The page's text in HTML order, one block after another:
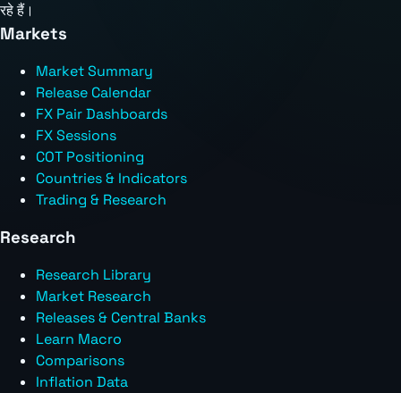
रहे हैं।
Markets
Market Summary
Release Calendar
FX Pair Dashboards
FX Sessions
COT Positioning
Countries & Indicators
Trading & Research
Research
Research Library
Market Research
Releases & Central Banks
Learn Macro
Comparisons
Inflation Data